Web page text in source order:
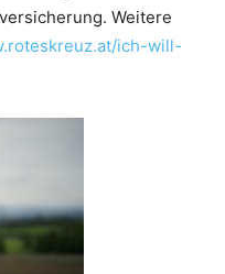
Weitere
ich-will-